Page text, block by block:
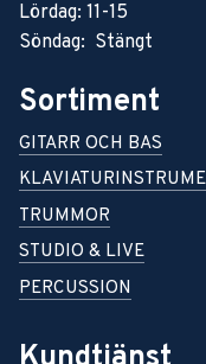
Lördag: 11-15
Söndag: Stängt
Sortiment
GITARR OCH BAS
TRUMMOR
STUDIO & LIVE
PERCUSSION